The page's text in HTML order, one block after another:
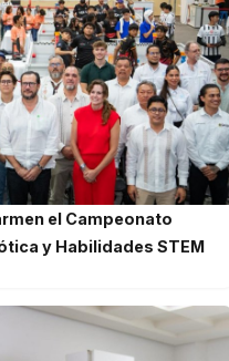
el Campeonato
y Habilidades STEM